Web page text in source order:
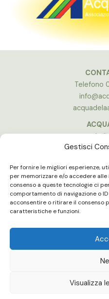
Gestisci
Per fornire le migliori esperienze,
per memorizzare e/o accedere
consenso a queste tecnologie ci
comportamento di navigazione o
acconsentire o ritirare il consenso
caratteristiche e funzioni.
Visualizza
Telefono
Via A. Costa,
Vedi
ORARI
Lun - Ven
Gli uffici e le palestre sono
Acquadela | Copyright ©
Benemerenze